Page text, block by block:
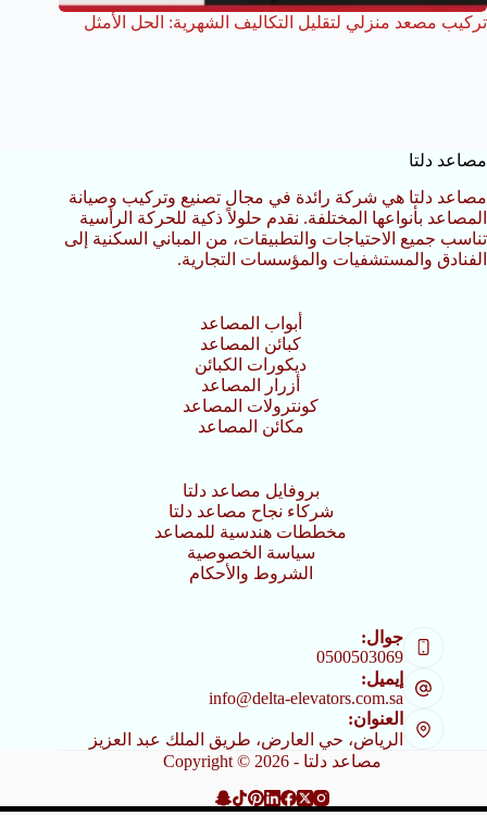
تركيب مصعد منزلي لتقليل التكاليف الشهرية: الحل الأمثل
مصاعد دلتا
مصاعد دلتا هي شركة رائدة في مجال تصنيع وتركيب وصيانة
المصاعد بأنواعها المختلفة. نقدم حلولاً ذكية للحركة الرأسية
تناسب جميع الاحتياجات والتطبيقات، من المباني السكنية إلى
الفنادق والمستشفيات والمؤسسات التجارية.
أبواب المصاعد
كبائن المصاعد
ديكورات الكبائن
أزرار المصاعد
كونترولات المصاعد
مكائن المصاعد
بروفايل مصاعد دلتا
شركاء نجاح مصاعد دلتا
مخططات هندسية للمصاعد
سياسة الخصوصية
الشروط والأحكام
جوال:
0500503069
إيميل:
info@delta-elevators.com.sa
العنوان:
الرياض، حي العارض، طريق الملك عبد العزيز
Copyright © 2026 - مصاعد دلتا